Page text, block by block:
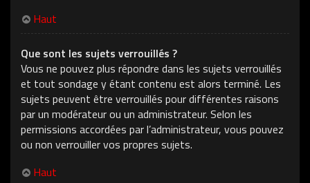
Haut
Que sont les sujets verrouillés ?
Vous ne pouvez plus répondre dans les sujets verrouillés
et tout sondage y étant contenu est alors terminé. Les
sujets peuvent être verrouillés pour différentes raisons
par un modérateur ou un administrateur. Selon les
permissions accordées par l’administrateur, vous pouvez
ou non verrouiller vos propres sujets.
Haut